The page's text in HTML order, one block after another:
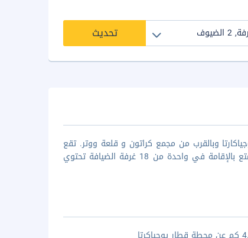
تحديث
لتكون في قلب مدينة يوجياكارتا وبالقرب من مجمع كراتون و قلعة ووتر. تقع
هذه المنشأة على مقربة من متحف سونوبودويو ومتنزه تامان بينتار للعلوم.الغرف تمتع بالإقامة في واحدة من 18 غرفة الضيافة تحتوي